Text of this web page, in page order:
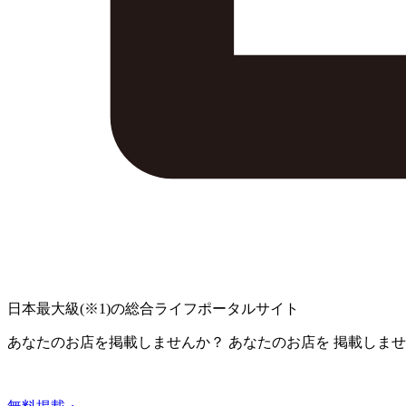
日本最大級(※1)の総合ライフポータルサイト
あなたのお店を掲載しませんか？ あなたのお店を 掲載しま